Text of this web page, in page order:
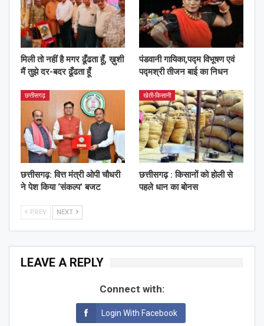
मिली तो नहीं है मगर ढूँढता हूँ, ख़ुशी
मैं तुझे दर-बदर ढूँढता हूँ
पंडवानी गायिका,पद्म विभूषण एवं
पद्मश्री तीजन बाई का निधन
छत्तीसगढ़
छत्तीसगढ़: वित्त मंत्री ओपी चौधरी
ने पेश किया ‘संकल्प’ बजट
खेती-किसानी
छत्तीसगढ़ : किसानों को होली से
पहले धान का बोनस
PREV NEXT
LEAVE A REPLY
Connect with:
Login With Facebook